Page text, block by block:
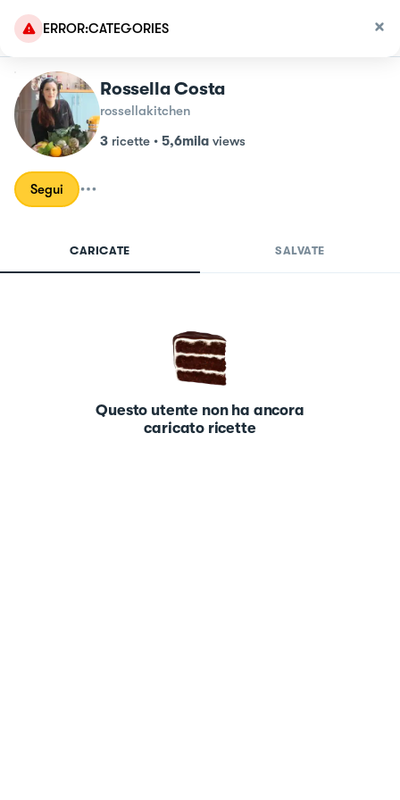
ERROR:CATEGORIES
Rossella Costa
rossellakitchen
3 ricette • 5,6mila views
Segui
CARICATE SALVATE
Questo utente non ha ancora
caricato ricette